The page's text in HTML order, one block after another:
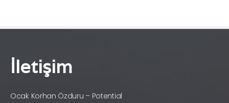
İletişim
Ocak Korhan Özduru – Potential